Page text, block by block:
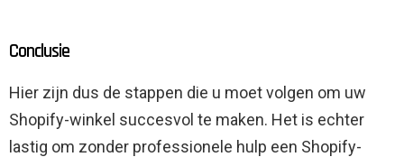
Conclusie
Hier zijn dus de stappen die u moet volgen om uw
Shopify-winkel succesvol te maken. Het is echter
lastig om zonder professionele hulp een Shopify-